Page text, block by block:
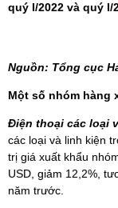
quý I/2022 và quý I/
Nguồn: Tổng cục
Một số nhóm hàng
Điện thoại các loại
các loại và linh kiện
trị giá xuất khẩu
USD, giảm 12,2%,
năm trước.